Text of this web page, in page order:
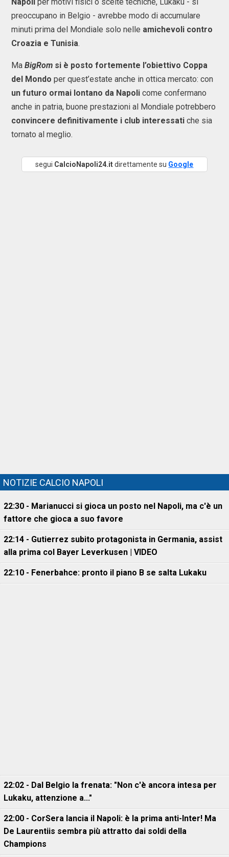
preoccupano in Belgio - avrebbe modo di accumulare
minuti prima del Mondiale solo nelle amichevoli contro
Croazia e Tunisia.
Ma BigRom si è posto fortemente l’obiettivo Coppa
del Mondo per quest’estate anche in ottica mercato: con
un futuro ormai lontano da Napoli come confermano
anche in patria, buone prestazioni al Mondiale potrebbero
convincere definitivamente i club interessati che sia
tornato al meglio.
segui CalcioNapoli24.itdirettamente su Google
NOTIZIE CALCIO NAPOLI
22:30 - Marianucci si gioca un posto nel Napoli, ma c'è un
fattore che gioca a suo favore
22:14 - Gutierrez subito protagonista in Germania, assist
alla prima col Bayer Leverkusen | VIDEO
22:10 - Fenerbahce: pronto il piano B se salta Lukaku
22:02 - Dal Belgio la frenata: "Non c'è ancora intesa per
Lukaku, attenzione a..."
22:00 - CorSera lancia il Napoli: è la prima anti-Inter! Ma
De Laurentiis sembra più attratto dai soldi della
Champions